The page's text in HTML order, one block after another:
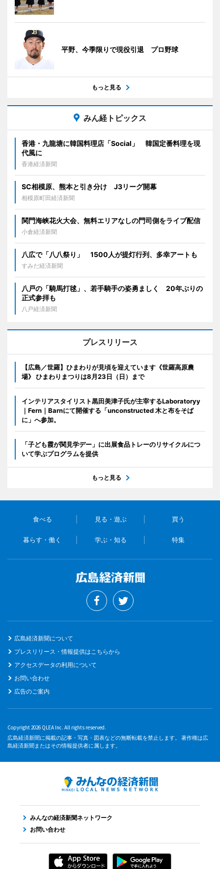
平野、今季限りで現役引退 プロ野球
もっと見る
みん経トピックス
香港・九龍塘に韓国料理店「Social」 韓国定番料理を現
代風に
香港経済新聞
SC相模原、熊本と引き分け J3リーグ開幕
相模原町田経済新聞
関門海峡花火大会、無料エリアなしの門司側をライブ配信
小倉経済新聞
八広で「八八祭り」 1500人が提灯行列、多幸アートも
すみだ経済新聞
八戸の「騎馬打毬」、若手騎手の姿勇ましく 20年ぶりの
正式参拝も
八戸経済新聞
プレスリリース
【広島／世羅】ひまわりが見頃を迎えています《世羅高原農
場》 ひまわりまつりは8月23日（日）まで
インテリアスタイリスト黒田美津子氏が主宰するLaboratoryy
｜Fern｜Barnにて開催する「unconstructed 木と布をそば
に」へ参加。
「子ども霞が関見学デー」に出展食品トレーのリサイクルにつ
いて学ぶプログラムを提供
もっと見る
食べる 見る・遊ぶ 買う
暮らす・働く 学ぶ・知る 特集
広島経済新聞について
プレスリリース・情報提供はこちらから
アクセスデータの利用について
お問い合わせ
広告のご案内
Copyright 2026 QLEA Inc. All rights reserved.
広島経済新聞に掲載の記事・写真・図表などの無断転載を禁止します。 著作権は広
島経済新聞またはその情報提供者に属します。
みんなの経済新聞ネットワーク
お問い合わせ